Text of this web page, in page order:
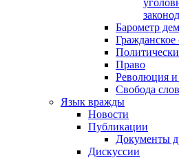
Барометр
Право
Революция
Свобода
Язык вражды
Новости
Публикации
Документы
Дискуссии